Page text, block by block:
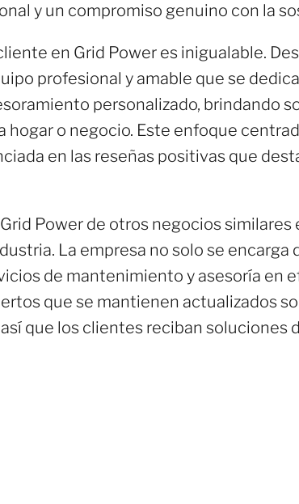
y un compromiso genuino con la
en Grid Power es inigualable.
profesional y amable que se
personalizado, brindando
hogar o negocio. Este enfoque
en las reseñas positivas que
Power de otros negocios
La empresa no solo se
de mantenimiento y asesoría en
que se mantienen actualizados
que los clientes reciban soluciones